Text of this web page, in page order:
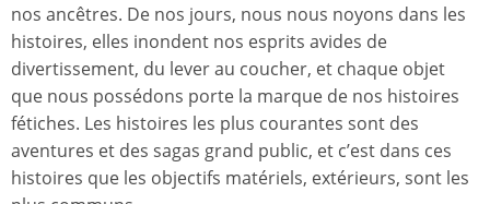
nos ancêtres. De nos jours, nous nous noyons dans les
histoires, elles inondent nos esprits avides de
divertissement, du lever au coucher, et chaque objet
que nous possédons porte la marque de nos histoires
fétiches. Les histoires les plus courantes sont des
aventures et des sagas grand public, et c’est dans ces
histoires que les objectifs matériels, extérieurs, sont les